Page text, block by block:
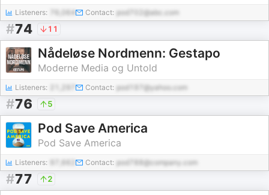
Listeners: 76,064 Contact: pod702@abc.com
#74 11
Nådeløse Nordmenn: Gestapo
Moderne Media og Untold
Listeners: Contact: pod197@yahoo.com
#76 5
Pod Save America
Pod Save America
Listeners: Contact: pod788@company.com
#77 2